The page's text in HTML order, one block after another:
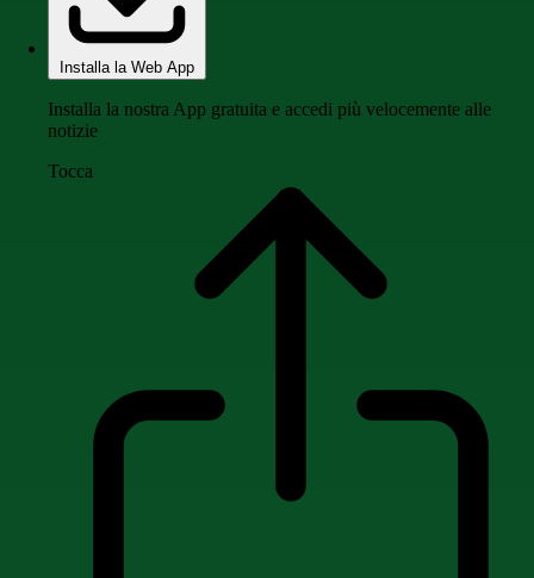
Installa la Web App
Installa la nostra App gratuita e accedi più velocemente alle
notizie
Tocca